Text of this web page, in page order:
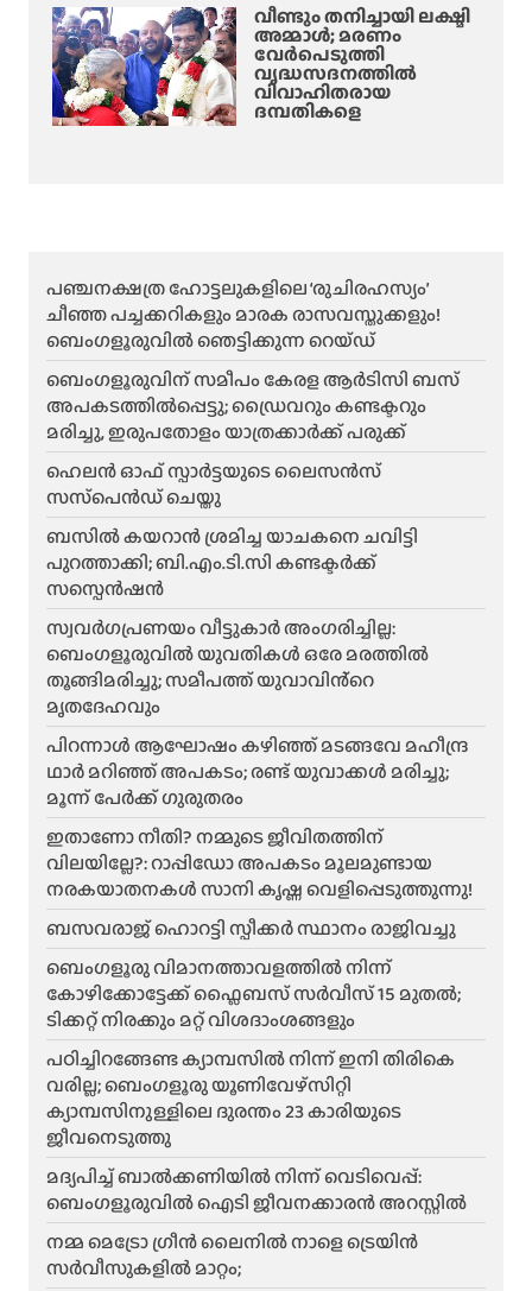
വീണ്ടും തനിച്ചായി ലക്ഷ്മി
അമ്മാള്‍; മരണം
വേർപെടുത്തി
വൃദ്ധസദനത്തില്‍
വിവാഹിതരായ
ദമ്പതികളെ
പഞ്ചനക്ഷത്ര ഹോട്ടലുകളിലെ ‘രുചിരഹസ്യം’
ചീഞ്ഞ പച്ചക്കറികളും മാരക രാസവസ്തുക്കളും!
ബെംഗളൂരുവിൽ ഞെട്ടിക്കുന്ന റെയ്ഡ്
ബെംഗളൂരുവിന് സമീപം കേരള ആർടിസി ബസ്
അപകടത്തിൽപ്പെട്ടു; ഡ്രൈവറും കണ്ടക്ടറും
മരിച്ചു, ഇരുപതോളം യാത്രക്കാർക്ക് പരുക്ക്
ഹെലന്‍ ഓഫ് സ്പാര്‍ട്ടയുടെ ലൈസന്‍സ്
സസ്‌പെന്‍ഡ് ചെയ്തു
ബസിൽ കയറാൻ ശ്രമിച്ച യാചകനെ ചവിട്ടി
പുറത്താക്കി; ബി.എം.ടി.സി കണ്ടക്ടർക്ക്
സസ്പെൻഷൻ
സ്വവർഗപ്രണയം വീട്ടുകാർ അംഗരിച്ചില്ല:
ബെംഗളൂരുവിൽ യുവതികൾ ഒരേ മരത്തിൽ
തൂങ്ങിമരിച്ചു; സമീപത്ത് യുവാവിൻ്റെ
മൃതദേഹവും
പിറന്നാൾ ആഘോഷം കഴിഞ്ഞ് മടങ്ങവേ മഹീന്ദ്ര
ഥാർ മറിഞ്ഞ് അപകടം; രണ്ട് യുവാക്കൾ മരിച്ചു;
മൂന്ന് പേർക്ക് ഗുരുതരം
ഇതാണോ നീതി? നമ്മുടെ ജീവിതത്തിന്
വിലയില്ലേ?: റാപ്പിഡോ അപകടം മൂലമുണ്ടായ
നരകയാതനകൾ സാനി കൃഷ്ണ വെളിപ്പെടുത്തുന്നു!
ബസവരാജ് ഹൊറട്ടി സ്പീക്കർ സ്ഥാനം രാജിവച്ചു
ബെംഗളൂരു വിമാനത്താവളത്തിൽ നിന്ന്
കോഴിക്കോട്ടേക്ക് ഫ്ലൈബസ് സർവീസ് 15 മുതൽ;
ടിക്കറ്റ് നിരക്കും മറ്റ് വിശദാംശങ്ങളും
പഠിച്ചിറങ്ങേണ്ട ക്യാമ്പസിൽ നിന്ന് ഇനി തിരികെ
വരില്ല; ബെംഗളൂരു യൂണിവേഴ്സിറ്റി
ക്യാമ്പസിനുള്ളിലെ ദുരന്തം 23 കാരിയുടെ
ജീവനെടുത്തു
മദ്യപിച്ച് ബാൽക്കണിയിൽ നിന്ന് വെടിവെപ്പ്:
ബെംഗളൂരുവിൽ ഐടി ജീവനക്കാരൻ അറസ്റ്റിൽ
നമ്മ മെട്രോ ഗ്രീൻ ലൈനിൽ നാളെ ട്രെയിൻ
സർവീസുകളിൽ മാറ്റം;